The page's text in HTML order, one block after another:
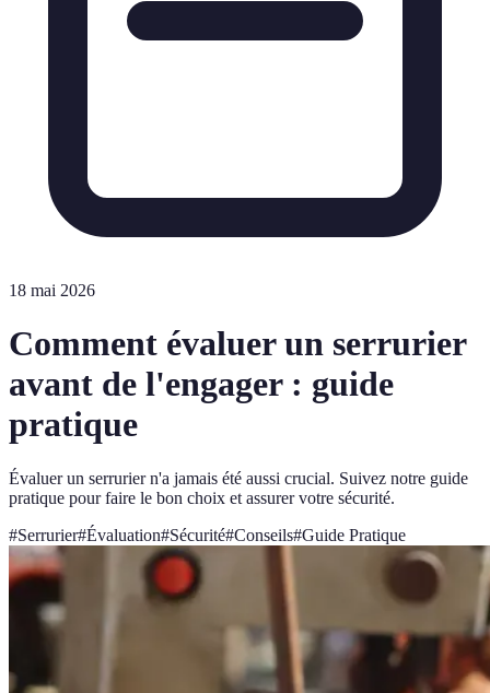
18 mai 2026
Comment évaluer un serrurier
avant de l'engager : guide
pratique
Évaluer un serrurier n'a jamais été aussi crucial. Suivez notre guide
pratique pour faire le bon choix et assurer votre sécurité.
#Serrurier#Évaluation#Sécurité#Conseils#Guide Pratique